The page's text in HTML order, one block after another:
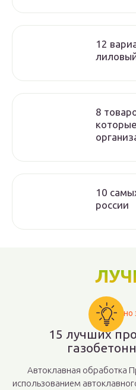
12
8
10
россии
Важно
15 лучших
Автоклавная обработка
использованием